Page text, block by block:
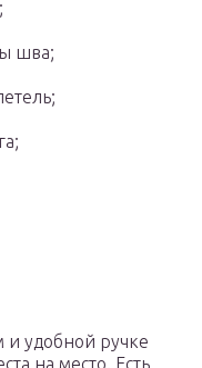
шва;
удобной ручке
на место. Есть